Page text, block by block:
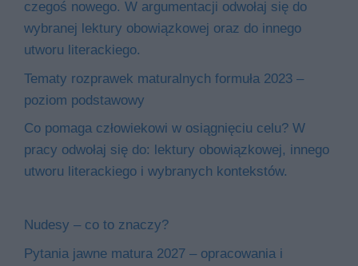
czegoś nowego. W argumentacji odwołaj się do
wybranej lektury obowiązkowej oraz do innego
utworu literackiego.
Tematy rozprawek maturalnych formuła 2023 –
poziom podstawowy
Co pomaga człowiekowi w osiągnięciu celu? W
pracy odwołaj się do: lektury obowiązkowej, innego
utworu literackiego i wybranych kontekstów.
Nudesy – co to znaczy?
Pytania jawne matura 2027 – opracowania i